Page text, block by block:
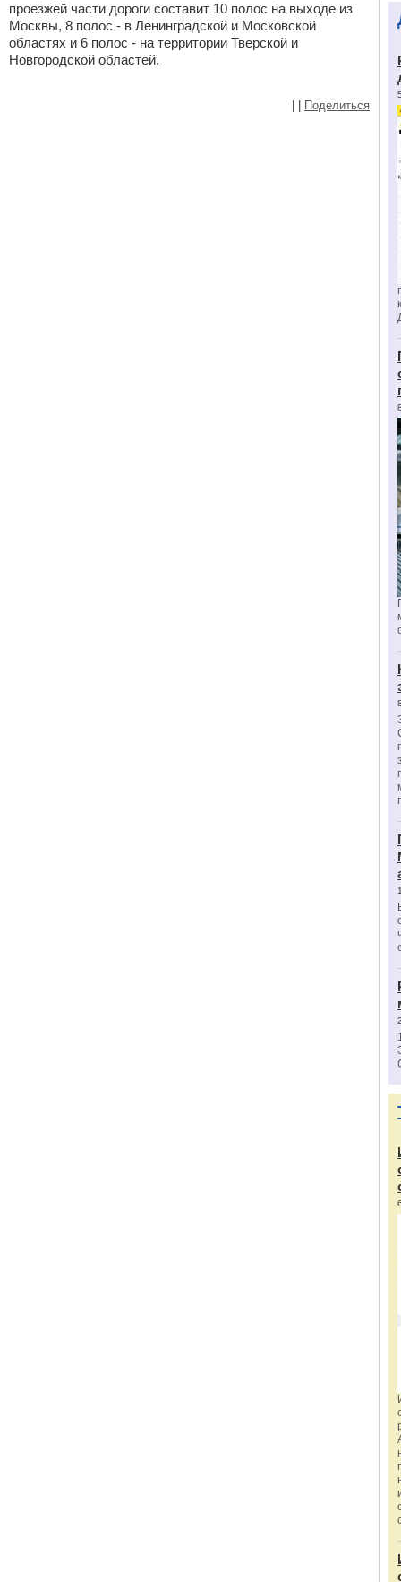
проезжей части дороги составит 10 полос на выходе из
Москвы, 8 полос - в Ленинградской и Московской
областях и 6 полос - на территории Тверской и
Новгородской областей.
Поделиться